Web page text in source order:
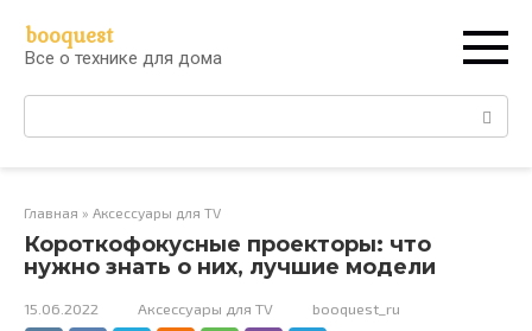
контенту
booquest
Все о технике для дома
Поиск:
Главная » Аксессуары для TV
Короткофокусные проекторы: что
нужно знать о них, лучшие модели
15.06.2022 Аксессуары для TV booquest_ru